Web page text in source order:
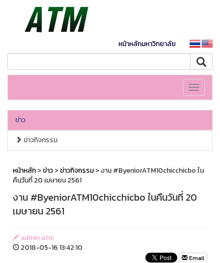
หน้าหลักมหาวิทยาลัย
Toggle
ข่าว
ข่าวกิจกรรม
หน้าหลัก>ข่าว>ข่าวกิจกรรม> งาน #ByeniorATM10chicchicbo ใน
คืนวันที่ 20 เมษายน 2561
งาน #ByeniorATM10chicchicbo ในคืนวันที่ 20
เมษายน 2561
admin atm
2018-05-16 13:42:10
Email